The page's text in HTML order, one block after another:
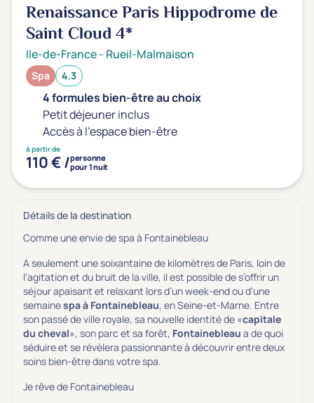
Renaissance Paris Hippodrome de
Saint Cloud4*
Ile-de-France- Rueil-Malmaison
Spa 4.3
4 formules bien-être au choix
Petit déjeuner inclus
Accès à l'espace bien-être
à partir de
110 € /personne
pour 1 nuit
Détails de la destination
Comme une envie de spa à Fontainebleau
A seulement une soixantaine de kilomètres de Paris, loin de
l’agitation et du bruit de la ville, il est possible de s’offrir un
séjour apaisant et relaxant lors d’un week-end ou d’une
semainespa à Fontainebleau, en Seine-et-Marne. Entre
son passé de ville royale, sa nouvelle identité de «capitale
du cheval», son parc et sa forêt, Fontainebleau a de quoi
séduire et se révèlera passionnante à découvrir entre deux
soins bien-être dans votre spa.
Je rêve de Fontainebleau